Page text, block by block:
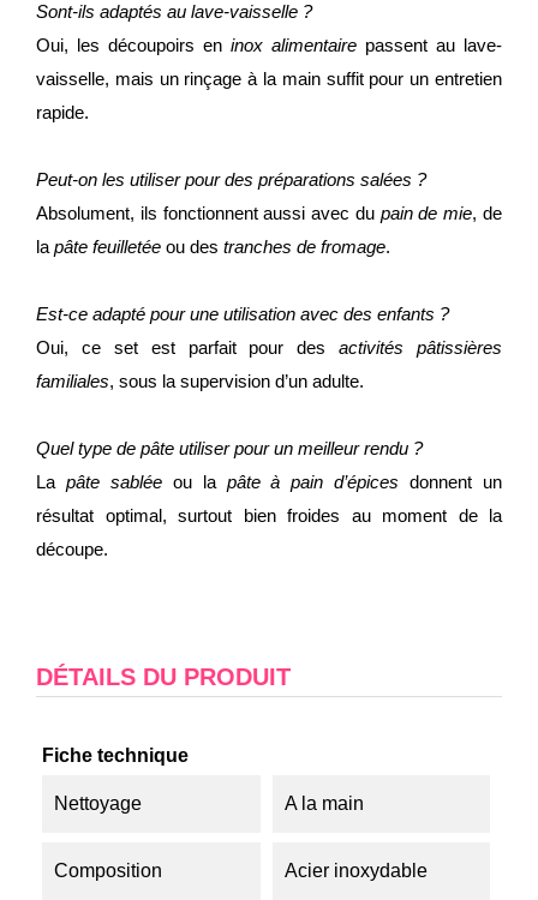
Sont-ils adaptés au lave-vaisselle ?
Oui, les découpoirs en inox alimentaire passent au lave-
vaisselle, mais un rinçage à la main suffit pour un entretien
rapide.
Peut-on les utiliser pour des préparations salées ?
Absolument, ils fonctionnent aussi avec du pain de mie, de
la pâte feuilletée ou des tranches de fromage.
Est-ce adapté pour une utilisation avec des enfants ?
Oui, ce set est parfait pour desactivités pâtissières
familiales, sous la supervision d’un adulte.
Quel type de pâte utiliser pour un meilleur rendu ?
La pâte sabléeou la pâte à pain d’épices donnent un
résultat optimal, surtout bien froides au moment de la
découpe.
DÉTAILS DU PRODUIT
Fiche technique
Nettoyage A la main
Composition Acier inoxydable